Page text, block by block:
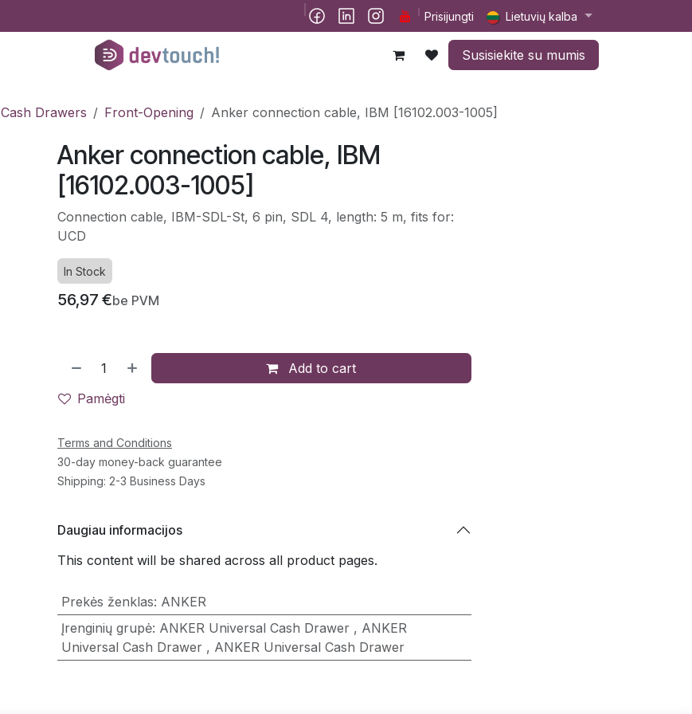
Kursai Help Darbai Susisiekite su mumis
Prisijungti Lietuvių kalba
Susisiekite su mumis
Cash Drawers Front-Opening Anker connection cable, IBM [16102.003-1005]
Anker connection cable, IBM
[16102.003-1005]
Connection cable, IBM-SDL-St, 6 pin, SDL 4, length: 5 m, fits for:
UCD
In Stock
56,97 €be PVM
Add to cart
Pamėgti
Terms and Conditions
30-day money-back guarantee
Shipping: 2-3 Business Days
Daugiau informacijos
This content will be shared across all product pages.
Prekės ženklas: ANKER
Įrenginių grupė: ANKER Universal Cash Drawer, ANKER
Universal Cash Drawer, ANKER Universal Cash Drawer